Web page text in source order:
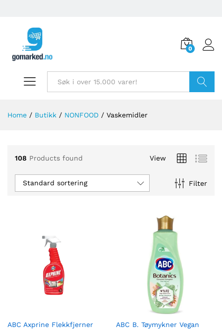
0
Home / Butikk / NONFOOD / Vaskemidler
108 Products found View
Filter
Standard sortering
ABC Axprine Flekkfjerner
ABC B. Tøymykner Vegan